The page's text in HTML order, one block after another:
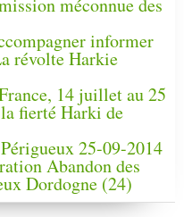
méconnue des
informer
révolte Harkie
14 juillet au 25
fierté Harki de
25-09-2014
Abandon des
Dordogne (24)